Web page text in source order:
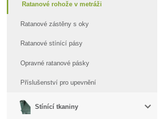
Ratanové rohože v metráži
Ratanové zástěny s oky
Ratanové stínící pásy
Opravné ratanové pásky
Příslušenství pro upevnění
Stínící tkaniny